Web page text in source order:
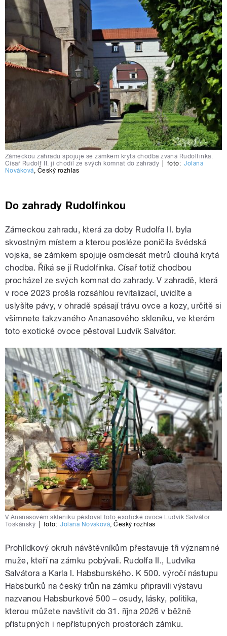
Zámeckou zahradu spojuje se zámkem krytá chodba zvaná Rudolfinka.
Císař Rudolf II. jí chodil ze svých komnat do zahrady
foto: Jolana
Nováková, Český rozhlas
Do zahrady Rudolfinkou
Zámeckou zahradu, která za doby Rudolfa II. byla
skvostným místem a kterou posléze poničila švédská
vojska, se zámkem spojuje osmdesát metrů dlouhá krytá
chodba. Říká se jí Rudolfinka. Císař totiž chodbou
procházel ze svých komnat do zahrady. V zahradě, která
v roce 2023 prošla rozsáhlou revitalizací, uvidíte a
uslyšíte pávy, v ohradě spásají trávu ovce a kozy, určitě si
všimnete takzvaného Ananasového skleníku, ve kterém
toto exotické ovoce pěstoval Ludvík Salvátor.
V Ananasovém skleníku pěstoval toto exotické ovoce Ludvík Salvátor
Toskánský
foto: Jolana Nováková,Český rozhlas
Prohlídkový okruh návštěvníkům přestavuje tři významné
muže, kteří na zámku pobývali. Rudolfa II., Ludvíka
Salvátora a Karla I. Habsburského. K 500. výročí nástupu
Habsburků na český trůn na zámku připravili výstavu
nazvanou Habsburkové 500 – osudy, lásky, politika,
kterou můžete navštívit do 31. října 2026 v běžně
přístupných i nepřístupných prostorách zámku.